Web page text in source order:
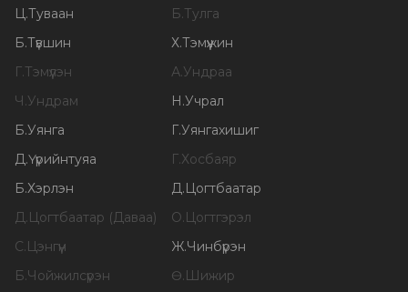
Ц.Туваан Б.Тулга
Б.Түвшин Х.Тэмүүжин
Г.Тэмүүлэн А.Ундраа
Ч.Ундрам Н.Учрал
Б.Уянга Г.Уянгахишиг
Д.Үүрийнтуяа Г.Хосбаяр
Б.Хэрлэн Д.Цогтбаатар
Д.Цогтбаатар (Даваа) О.Цогтгэрэл
С.Цэнгүүн Ж.Чинбүрэн
Б.Чойжилсүрэн Ө.Шижир